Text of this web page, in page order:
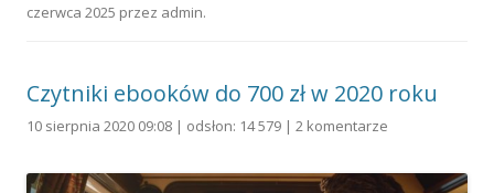
czerwca 2025 przez admin.
Czytniki ebooków do 700 zł w 2020 roku
10 sierpnia 2020 09:08 | odsłon: 14 579 | 2 komentarze